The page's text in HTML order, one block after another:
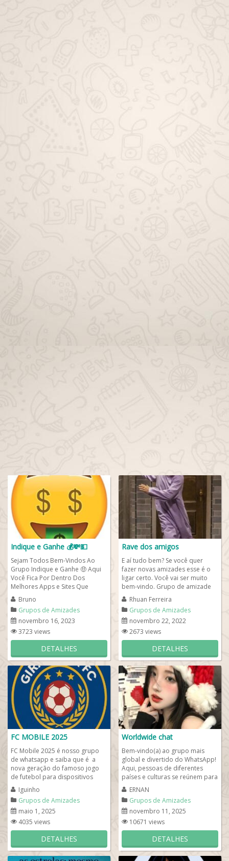
Indique e Ganhe 💰💸💵
Sejam Todos Bem-Vindos Ao
Grupo Indique e Ganhe 🤑 Aqui
Você Fica Por Dentro Dos
Melhores Apps e Sites Que
Pagam Por Indicação 💰 Grupo
de...
Bruno
Grupos de Amizades
novembro 16, 2023
3723 views
DETALHES
Rave dos amigos
E aí tudo bem? Se você quer
fazer novas amizades esse é o
ligar certo. Você vai ser muito
bem-vindo. Grupo de amizade
onde vc vai encontrar pessoas...
Rhuan Ferreira
Grupos de Amizades
novembro 22, 2022
2673 views
DETALHES
FC MOBILE 2025
FC Mobile 2025 é nosso grupo
de whatsapp e saiba que é a
nova geração do famoso jogo
de futebol para dispositivos
móveis, trazendo gráficos...
Iguinho
Grupos de Amizades
maio 1, 2025
4035 views
DETALHES
Worldwide chat
Bem-vindo(a) ao grupo mais
global e divertido do WhatsApp!
Aqui, pessoas de diferentes
países e culturas se reúnem para
trocar ideias, fazer novas
amizades...
ERNAN
Grupos de Amizades
novembro 11, 2025
10671 views
DETALHES